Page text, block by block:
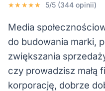
★★★★★
5/5 (344 opinii)
Media
do budowania marki,
zwiększania
czy prowadzisz małą
korporację, dobrze